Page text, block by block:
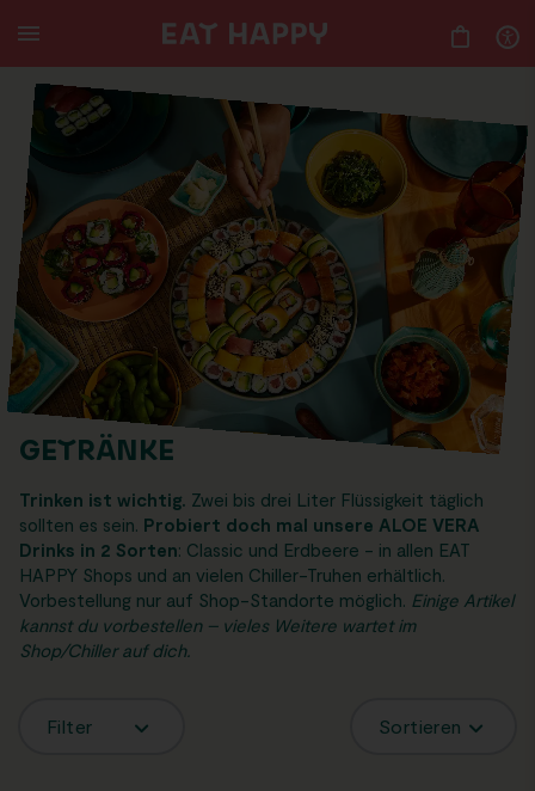
TO
MAIN
CONTENT
GETRÄNKE
Trinken ist wichtig. Zwei bis drei Liter Flüssigkeit täglich
sollten es sein. Probiert doch mal unsere ALOE VERA
Drinks in 2 Sorten: Classic und Erdbeere - in allen EAT
HAPPY Shops und an vielen Chiller-Truhen erhältlich.
Vorbestellung nur auf Shop-Standorte möglich. Einige Artikel
kannst du vorbestellen – vieles Weitere wartet im
Shop/Chiller auf dich.
Filter Sortieren